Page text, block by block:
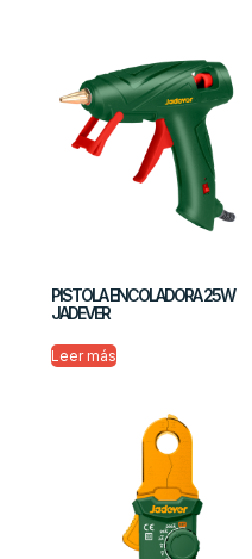
PISTOLA ENCOLADORA 25W
JADEVER
Leer más